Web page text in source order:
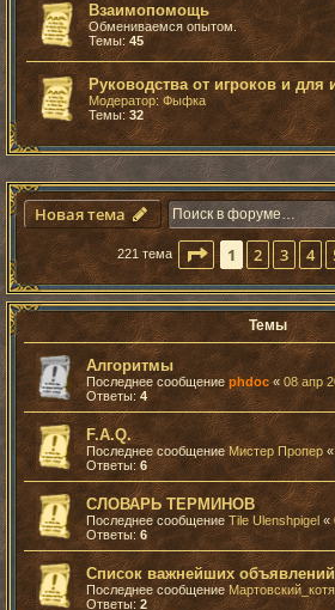
Взаимопомощь
Обмениваемся опытом.
Темы:45
Руководства от игроков и для
Модератор: Фыфка
Темы:32
Новая тема
221 тема Страница из
1 2 3 4
Темы
Алгоритмы
Последнее сообщение phdoc« 08 апр
Ответы: 4
F.A.Q.
Последнее сообщениеМистер Пропер «
Ответы:6
СЛОВАРЬ ТЕРМИНОВ
Последнее сообщение Tile Ulenshpigel «
Ответы: 6
Список важнейших объявлений
Последнее сообщениеМартовский_котя
Ответы: 2